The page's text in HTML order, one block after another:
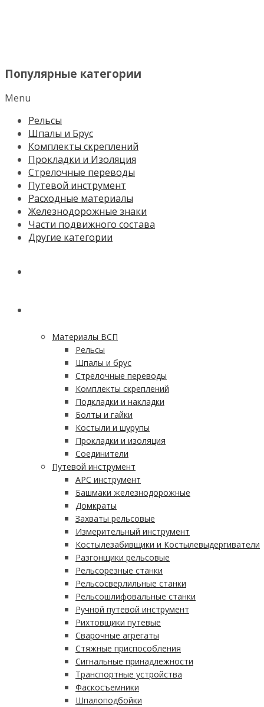
Популярные категории
Menu
Рельсы
Шпалы и Брус
Комплекты скреплений
Прокладки и Изоляция
Стрелочные переводы
Путевой инструмент
Расходные материалы
Железнодорожные знаки
Части подвижного состава
Другие категории
Материалы ВСП
Рельсы
Шпалы и брус
Стрелочные переводы
Комплекты скреплений
Подкладки и накладки
Болты и гайки
Костыли и шурупы
Прокладки и изоляция
Соединители
Путевой инструмент
АРС инструмент
Башмаки железнодорожные
Домкраты
Захваты рельсовые
Измерительный инструмент
Костылезабивщики и Костылевыдергиватели
Разгонщики рельсовые
Рельсорезные станки
Рельсосверлильные станки
Рельсошлифовальные станки
Ручной путевой инструмент
Рихтовщики путевые
Сварочные агрегаты
Стяжные приспособления
Сигнальные принадлежности
Транспортные устройства
Фаскосъемники
Шпалоподбойки